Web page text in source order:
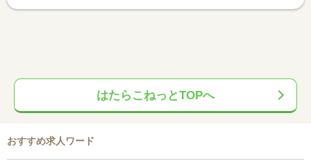
はたらこねっとTOPへ
おすすめ求人ワード